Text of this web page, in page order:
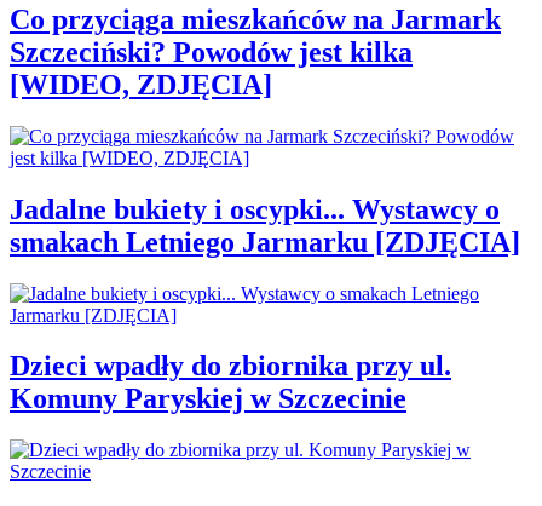
Co przyciąga mieszkańców na Jarmark
Szczeciński? Powodów jest kilka
[WIDEO, ZDJĘCIA]
Jadalne bukiety i oscypki... Wystawcy o
smakach Letniego Jarmarku [ZDJĘCIA]
Dzieci wpadły do zbiornika przy ul.
Komuny Paryskiej w Szczecinie